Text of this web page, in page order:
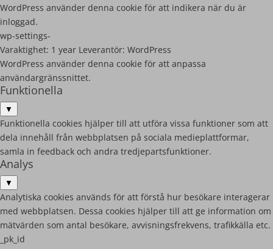
WordPress använder denna cookie för att indikera när du är
inloggad.
wp-settings-
Varaktighet: 1 year Leverantör: WordPress
WordPress använder denna cookie för att anpassa
användargränssnittet.
Funktionella
▼
Funktionella cookies hjälper till att utföra vissa funktioner som att
dela innehåll från webbplatsen på sociala medieplattformar,
samla in feedback och andra tredjepartsfunktioner.
Analys
▼
Analytiska cookies används för att förstå hur besökare interagerar
med webbplatsen. Dessa cookies hjälper till att ge information om
mätvärden som antal besökare, avvisningsfrekvens, trafikkälla etc.
_pk_id